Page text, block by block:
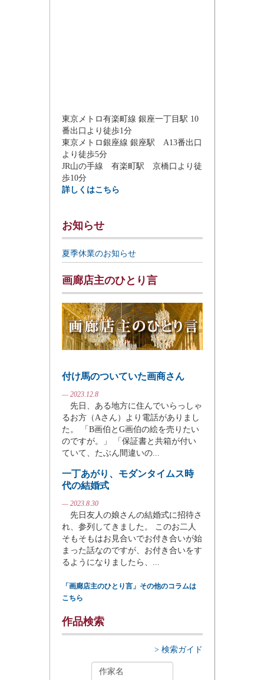
東京メトロ有楽町線 銀座一丁目駅 10
番出口より徒歩1分
東京メトロ銀座線 銀座駅 A13番出口
より徒歩5分
JR山の手線 有楽町駅 京橋口より徒
歩10分
詳しくはこちら
お知らせ
夏季休業のお知らせ
画廊店主のひとり言
付け馬のついていた画商さん
— 2023.12.8
先日、ある地方に住んでいらっしゃ
るお方（Aさん）より電話がありまし
た。 「B画伯とG画伯の絵を売りたい
のですが。」 「保証書と共箱が付い
ていて、たぶん間違いの...
一丁あがり、モダンタイムス時
代の結婚式
— 2023.8.30
先日友人の娘さんの結婚式に招待さ
れ、参列してきました。 このお二人
そもそもはお見合いでお付き合いが始
まった話なのですが、お付き合いをす
るようになりましたら、...
「画廊店主のひとり言」その他のコラムは
こちら
作品検索
> 検索ガイド